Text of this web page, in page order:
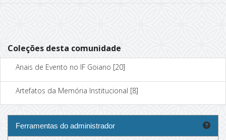
Coleções desta comunidade
Anais de Evento no IF Goiano [20]
Artefatos da Memória Institucional [8]
Ferramentas do administrador